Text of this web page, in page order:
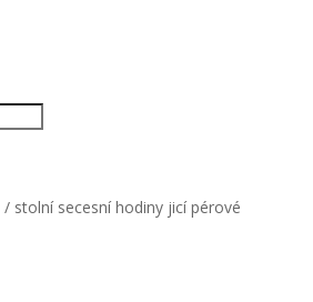
/ stolní secesní hodiny jicí pérové